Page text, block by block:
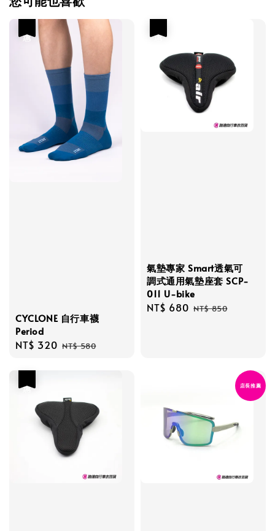
CYCLONE 自行車襪
Period
Sale
NT$ 320 Regular
NT$ 580
氣墊專家 Smart透氣可
調式通用氣墊座套 SCP-
011 U-bike
Sale
NT$ 680 Regular
NT$ 850
店長推薦